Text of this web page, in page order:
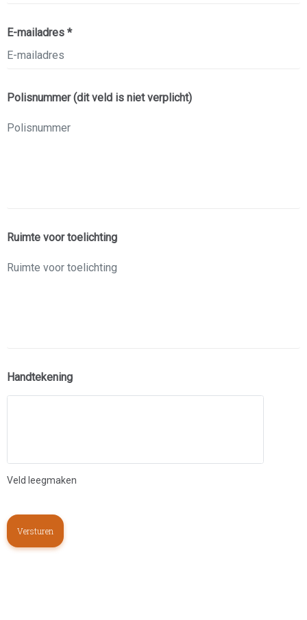
E-mailadres *
Polisnummer (dit veld is niet verplicht)
Ruimte voor toelichting
Handtekening
Veld leegmaken